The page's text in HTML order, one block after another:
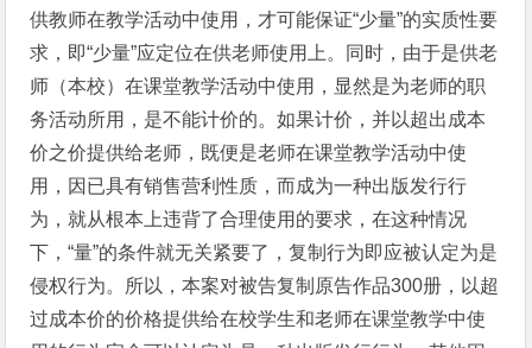
供教师在教学活动中使用，才可能保证“少量”的实质性要
求，即“少量”应定位在供老师使用上。同时，由于是供老
师（本校）在课堂教学活动中使用，显然是为老师的职
务活动所用，是不能计价的。如果计价，并以超出成本
价之价提供给老师，既便是老师在课堂教学活动中使
用，因已具有销售营利性质，而成为一种出版发行行
为，就从根本上违背了合理使用的要求，在这种情况
下，“量”的条件就无关紧要了，复制行为即应被认定为是
侵权行为。所以，本案对被告复制原告作品300册，以超
过成本价的价格提供给在校学生和老师在课堂教学中使